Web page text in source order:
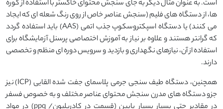
است. به عنوان مثال دیگر به جای سنجش محتوای خاکستر با استفاده از کوره
ها، از دستگاه های فلیم (سنجش عناصر خاص از روی رنگ شعله ای که ایجاد
می کنند) یا دستگاه اسپکتروسکوپ جذب اتمی (AAS) باید استفاده گردد
که گرانتر هستند و علاوه بر نیاز به آموزش اختصاصی پرسنل آزمایشگاه برای
استفاده از آن، نیازهای نگهداری و بازدید و سرویس دوره ای منظم و تخصصی
دارند.
همچنین، دستگاه طیف سنجی جرمی پلاسمای جفت شده القایی (ICP) نیز
جزو دستگاه های مدرن سنجش محتوای عناصر مختلف و به خصوص فسفر